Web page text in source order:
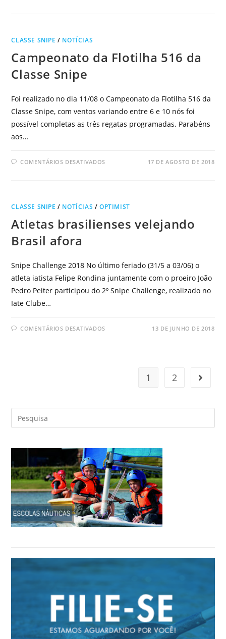
CLASSE SNIPE / NOTÍCIAS
Campeonato da Flotilha 516 da
Classe Snipe
Foi realizado no dia 11/08 o Campeonato da Flotilha 516 da
Classe Snipe, com ventos variando entre 6 e 10 nós foi
possível completas as três regatas programadas. Parabéns
aos…
COMENTÁRIOS DESATIVADOS 17 DE AGOSTO DE 2018
CLASSE SNIPE / NOTÍCIAS /OPTIMIST
Atletas brasilienses velejando
Brasil afora
Snipe Challenge 2018 No último feriado (31/5 a 03/06) o
atleta iatista Felipe Rondina juntamente com o proeiro João
Pedro Peiter participou do 2º Snipe Challenge, realizado no
Iate Clube…
COMENTÁRIOS DESATIVADOS 13 DE JUNHO DE 2018
1 2